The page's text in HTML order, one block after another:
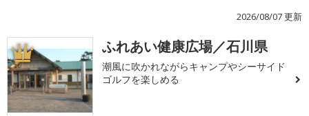
2026/08/07 更新
1 ふれあい健康広場／石川県
潮風に吹かれながらキャンプやシーサイド
ゴルフを楽しめる